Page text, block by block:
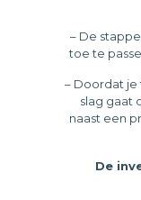
– De
toe te
– Doordat
slag gaat
naast een
De